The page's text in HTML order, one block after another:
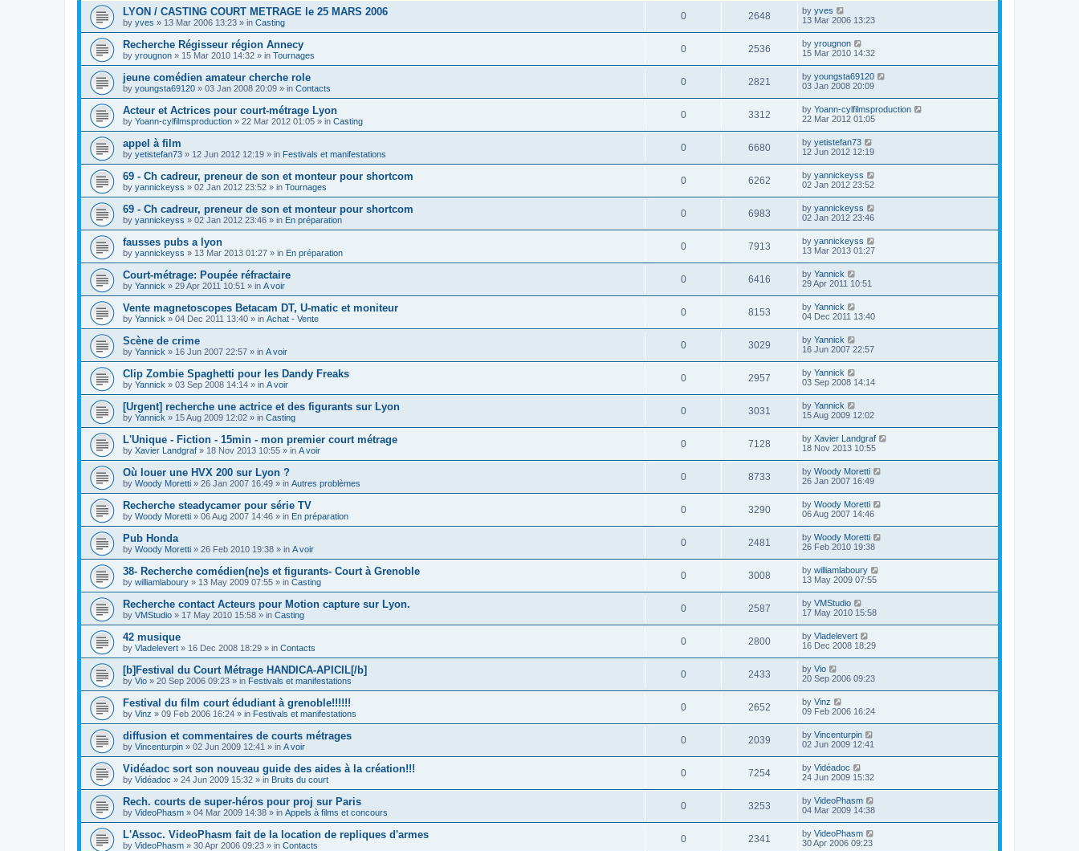
LYON / CASTING COURT METRAGE le 25 MARS 2006
by yves » 13 Mar 2006 13:23 » in Casting
0 2648 by yves
13 Mar 2006 13:23
Recherche Régisseur région Annecy
by yrougnon » 15 Mar 2010 14:32 » in Tournages
0 2536 by yrougnon
15 Mar 2010 14:32
jeune comédien amateur cherche role
by youngsta69120 » 03 Jan 2008 20:09 » in Contacts
0 2821 by youngsta69120
03 Jan 2008 20:09
Acteur et Actrices pour court-métrage Lyon
by Yoann-cylfilmsproduction » 22 Mar 2012 01:05 » in Casting
0 3312 by Yoann-cylfilmsproduction
22 Mar 2012 01:05
appel à film
by yetistefan73 » 12 Jun 2012 12:19 » in Festivals et manifestations
0 6680 by yetistefan73
12 Jun 2012 12:19
69 - Ch cadreur, preneur de son et monteur pour shortcom
by yannickeyss » 02 Jan 2012 23:52 » in Tournages
0 6262 by yannickeyss
02 Jan 2012 23:52
69 - Ch cadreur, preneur de son et monteur pour shortcom
by yannickeyss » 02 Jan 2012 23:46 » in En préparation
0 6983 by yannickeyss
02 Jan 2012 23:46
fausses pubs a lyon
by yannickeyss » 13 Mar 2013 01:27 » in En préparation
0 7913 by yannickeyss
13 Mar 2013 01:27
Court-métrage: Poupée réfractaire
by Yannick » 29 Apr 2011 10:51 » in A voir
0 6416 by Yannick
29 Apr 2011 10:51
Vente magnetoscopes Betacam DT, U-matic et moniteur
by Yannick » 04 Dec 2011 13:40 » in Achat - Vente
0 8153 by Yannick
04 Dec 2011 13:40
Scène de crime
by Yannick » 16 Jun 2007 22:57 » in A voir
0 3029 by Yannick
16 Jun 2007 22:57
Clip Zombie Spaghetti pour les Dandy Freaks
by Yannick » 03 Sep 2008 14:14 » in A voir
0 2957 by Yannick
03 Sep 2008 14:14
[Urgent] recherche une actrice et des figurants sur Lyon
by Yannick » 15 Aug 2009 12:02 » in Casting
0 3031 by Yannick
15 Aug 2009 12:02
L'Unique - Fiction - 15min - mon premier court métrage
by Xavier Landgraf » 18 Nov 2013 10:55 » in A voir
0 7128 by Xavier Landgraf
18 Nov 2013 10:55
Où louer une HVX 200 sur Lyon ?
by Woody Moretti » 26 Jan 2007 16:49 » in Autres problèmes
0 8733 by Woody Moretti
26 Jan 2007 16:49
Recherche steadycamer pour série TV
by Woody Moretti » 06 Aug 2007 14:46 » in En préparation
0 3290 by Woody Moretti
06 Aug 2007 14:46
Pub Honda
by Woody Moretti » 26 Feb 2010 19:38 » in A voir
0 2481 by Woody Moretti
26 Feb 2010 19:38
38- Recherche comédien(ne)s et figurants- Court à Grenoble
by williamlaboury » 13 May 2009 07:55 » in Casting
0 3008 by williamlaboury
13 May 2009 07:55
Recherche contact Acteurs pour Motion capture sur Lyon.
by VMStudio » 17 May 2010 15:58 » in Casting
0 2587 by VMStudio
17 May 2010 15:58
42 musique
by Vladelevert » 16 Dec 2008 18:29 » in Contacts
0 2800 by Vladelevert
16 Dec 2008 18:29
[b]Festival du Court Métrage HANDICA-APICIL[/b]
by Vio » 20 Sep 2006 09:23 » in Festivals et manifestations
0 2433 by Vio
20 Sep 2006 09:23
Festival du film court édudiant à grenoble!!!!!!
by Vinz » 09 Feb 2006 16:24 » in Festivals et manifestations
0 2652 by Vinz
09 Feb 2006 16:24
diffusion et commentaires de courts métrages
by Vincenturpin » 02 Jun 2009 12:41 » in A voir
0 2039 by Vincenturpin
02 Jun 2009 12:41
Vidéadoc sort son nouveau guide des aides à la création!!!
by Vidéadoc » 24 Jun 2009 15:32 » in Bruits du court
0 7254 by Vidéadoc
24 Jun 2009 15:32
Rech. courts de super-héros pour proj sur Paris
by VideoPhasm » 04 Mar 2009 14:38 » in Appels à films et concours
0 3253 by VideoPhasm
04 Mar 2009 14:38
L'Assoc. VideoPhasm fait de la location de repliques d'armes
by VideoPhasm » 30 Apr 2006 09:23 » in Contacts
0 2341 by VideoPhasm
30 Apr 2006 09:23